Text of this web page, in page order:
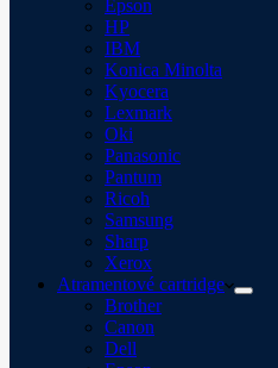
Epson
HP
IBM
Konica Minolta
Kyocera
Lexmark
Oki
Panasonic
Pantum
Ricoh
Samsung
Sharp
Xerox
Atramentové cartridge
Brother
Canon
Dell